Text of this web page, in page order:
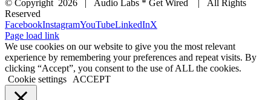
© Copyright 2026 | Audio Labs * Get Wired | All Rights
Reserved
FacebookInstagramYouTubeLinkedInX
Page load link
We use cookies on our website to give you the most relevant
experience by remembering your preferences and repeat visits. By
clicking “Accept”, you consent to the use of ALL the cookies.
Cookie settings
ACCEPT